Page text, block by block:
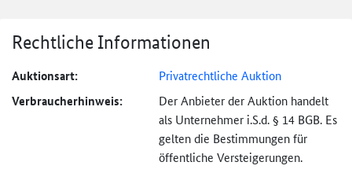
Rechtliche Informationen
Auktionsart: Privatrechtliche Auktion
Verbraucher­hinweis:
Der Anbieter der Auktion handelt
als Unternehmer i.S.d. § 14 BGB. Es
gelten die Bestimmungen für
öffentliche Versteigerungen.